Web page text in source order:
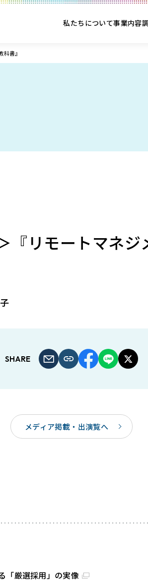
私たちについて事業内容
科書』
『リモートマネ
SHARE
メディア掲載・出演覧へ
「厳選採用」の実像